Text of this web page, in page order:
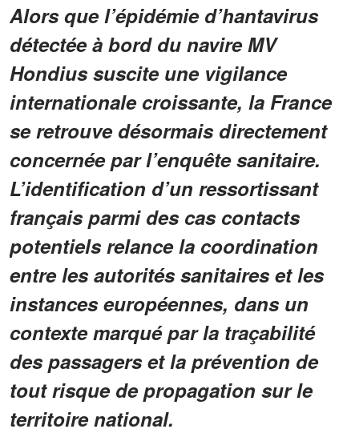
Alors que l’épidémie d’hantavirus
détectée à bord du navire MV
Hondius suscite une vigilance
internationale croissante, la France
se retrouve désormais directement
concernée par l’enquête sanitaire.
L’identification d’un ressortissant
français parmi des cas contacts
potentiels relance la coordination
entre les autorités sanitaires et les
instances européennes, dans un
contexte marqué par la traçabilité
des passagers et la prévention de
tout risque de propagation sur le
territoire national.